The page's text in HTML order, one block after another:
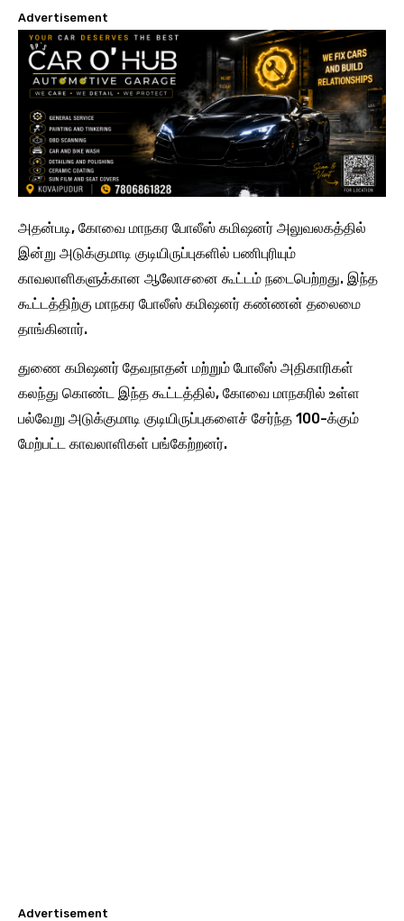
Advertisement
அதன்படி, கோவை மாநகர போலீஸ் கமிஷனர் அலுவலகத்தில்
இன்று அடுக்குமாடி குடியிருப்புகளில் பணிபுரியும்
காவலாளிகளுக்கான ஆலோசனை கூட்டம் நடைபெற்றது. இந்த
கூட்டத்திற்கு மாநகர போலீஸ் கமிஷனர் கண்ணன் தலைமை
தாங்கினார்.
துணை கமிஷனர் தேவநாதன் மற்றும் போலீஸ் அதிகாரிகள்
கலந்து கொண்ட இந்த கூட்டத்தில், கோவை மாநகரில் உள்ள
பல்வேறு அடுக்குமாடி குடியிருப்புகளைச் சேர்ந்த 100-க்கும்
மேற்பட்ட காவலாளிகள் பங்கேற்றனர்.
Advertisement